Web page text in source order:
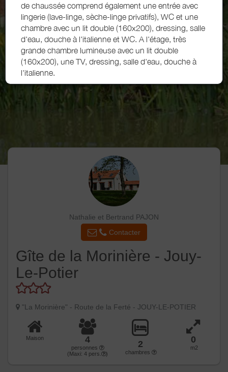
de chaussée comprend également une entrée avec
lingerie (lave-linge, sèche-linge privatifs), WC et une
chambre avec un lit double (160x200), dressing, salle
d'eau, douche à l'italienne et WC. A l'étage, très
grande chambre lumineuse avec un lit double
(160x200), une TV, dressing, salle d'eau, douche à
l'italienne.
Nathalie et Bertrand PAJON
Contacter
Gîte de la Morinière - Jouy-
Le-Potier
"La Morinière" - Route de la Ferté - JOUY-LE-POTIER
Maison 4
personnes
(Maxi: 4 pers. )
2
chambres
0
m2